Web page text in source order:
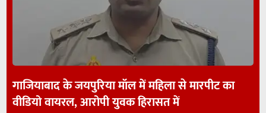
गाजियाबाद के जयपुरिया मॉल में महिला से मारपीट का
वीडियो वायरल, आरोपी युवक हिरासत में